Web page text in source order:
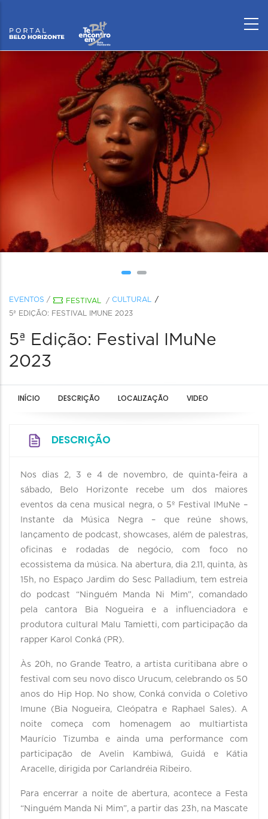
EVENTOS / FESTIVAL / CULTURAL
5ª EDIÇÃO: FESTIVAL IMUNE 2023
5ª Edição: Festival IMuNe
2023
INÍCIO DESCRIÇÃO LOCALIZAÇÃO VIDEO
DESCRIÇÃO
Nos dias 2, 3 e 4 de novembro, de quinta-feira a
sábado, Belo Horizonte recebe um dos maiores
eventos da cena musical negra, o 5º Festival IMuNe –
Instante da Música Negra – que reúne shows,
lançamento de podcast, showcases, além de palestras,
oficinas e rodadas de negócio, com foco no
ecossistema da música. Na abertura, dia 2.11, quinta, às
15h, no Espaço Jardim do Sesc Palladium, tem estreia
do podcast “Ninguém Manda Ni Mim”, comandado
pela cantora Bia Nogueira e a influenciadora e
produtora cultural Malu Tamietti, com participação da
rapper Karol Conká (PR).
Às 20h, no Grande Teatro, a artista curitibana abre o
festival com seu novo disco Urucum, celebrando os 50
anos do Hip Hop. No show, Conká convida o Coletivo
Imune (Bia Nogueira, Cleópatra e Raphael Sales). A
noite começa com homenagem ao multiartista
Maurício Tizumba e ainda uma performance com
participação de Avelin Kambiwá, Guidá e Kátia
Aracelle, dirigida por Carlandréia Ribeiro.
Para encerrar a noite de abertura, acontece a Festa
“Ninguém Manda Ni Mim”, a partir das 23h, na Mascate